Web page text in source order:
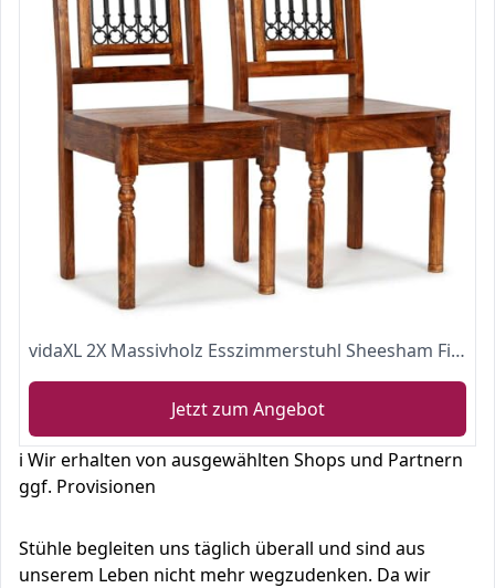
vidaXL 2X Massivholz Esszimmerstuhl Sheesham Finish Holzstuhl Essstuhl Stuhl
Jetzt zum Angebot
ℹ️ Wir erhalten von ausgewählten Shops und Partnern
ggf. Provisionen
Stühle begleiten uns täglich überall und sind aus
unserem Leben nicht mehr wegzudenken. Da wir